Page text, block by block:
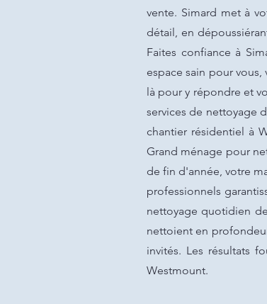
vente. Simard met à
détail, en
Faites confiance à
espace sain pour
là pour y répondre et
services de nettoyage
chantier résidentiel à
Grand ménage pour
de fin d'année, votre
professionnels
nettoyage quotidien
nettoient en
invités. Les résultats
Westmount.